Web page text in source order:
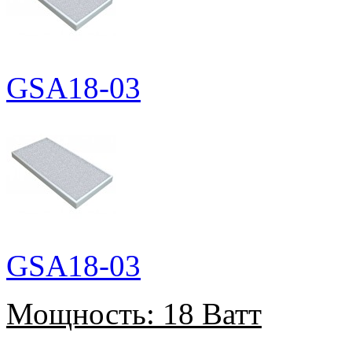
GSA18-03
GSA18-03
Мощность: 18 Ватт